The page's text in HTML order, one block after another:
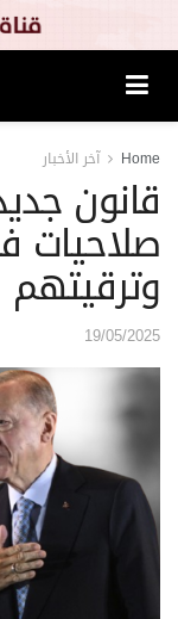
Home آخر الأخبار
قانون
صلاحيات
وترقيتهم
19/05/2025